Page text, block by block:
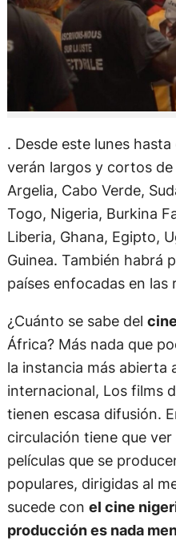
. Desde este lunes
verán largos y cortos
Argelia, Cabo Verde,
Togo, Nigeria, Burkina
Liberia, Ghana, Egipto,
Guinea. También habrá
países enfocadas en las
¿Cuánto se sabe del
África? Más nada que
la instancia más abierta
internacional, Los films
tienen escasa difusión.
circulación tiene que
películas que se
populares, dirigidas al
sucede con el cine
producción es nada